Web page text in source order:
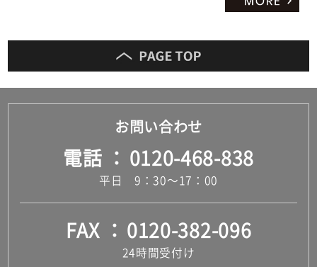
お問い合わせ
電話 0120-468-838
平日 9：30～17：00
FAX 0120-382-096
24時間受付け